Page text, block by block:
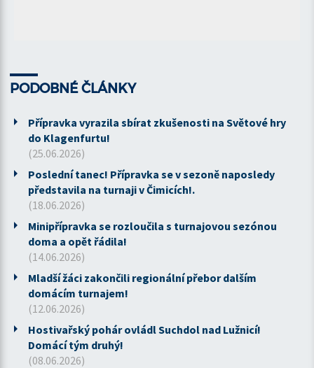
PODOBNÉ ČLÁNKY
Přípravka vyrazila sbírat zkušenosti na Světové hry
do Klagenfurtu!
(25.06.2026)
Poslední tanec! Přípravka se v sezoně naposledy
představila na turnaji v Čimicích!.
(18.06.2026)
Minipřípravka se rozloučila s turnajovou sezónou
doma a opět řádila!
(14.06.2026)
Mladší žáci zakončili regionální přebor dalším
domácím turnajem!
(12.06.2026)
Hostivařský pohár ovládl Suchdol nad Lužnicí!
Domácí tým druhý!
(08.06.2026)